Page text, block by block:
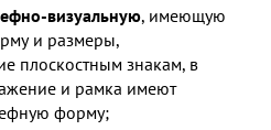
визуальную, имеющую
и размеры,
плоскостным знакам, в
и рамка имеют
форму;